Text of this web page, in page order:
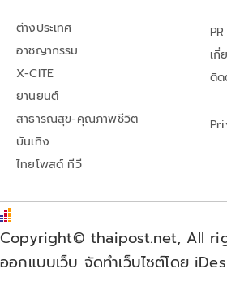
ต่างประเทศ
อาชญากรรม
X-CITE
ยานยนต์
สาธารณสุข-คุณภาพชีวิต
บันเทิง
ไทยโพสต์ ทีวี
เกี่
ติ
Copyright© thaipost.net, All
ออกแบบเว็บ จัดทำเว็บไซต์โดย